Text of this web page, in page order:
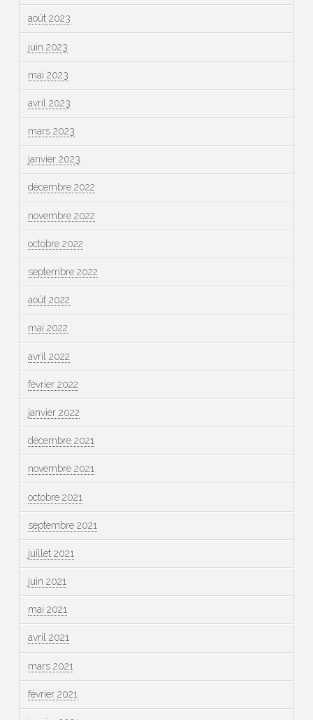
août 2023
juin 2023
mai 2023
avril 2023
mars 2023
janvier 2023
décembre 2022
novembre 2022
octobre 2022
septembre 2022
août 2022
mai 2022
avril 2022
février 2022
janvier 2022
décembre 2021
novembre 2021
octobre 2021
septembre 2021
juillet 2021
juin 2021
mai 2021
avril 2021
mars 2021
février 2021